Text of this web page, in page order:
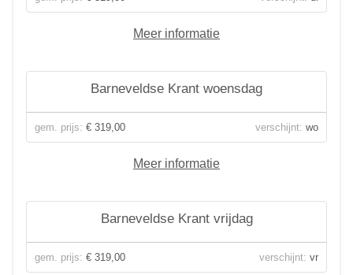
Meer informatie
Barneveldse Krant woensdag
gem. prijs: € 319,00 verschijnt: wo
Meer informatie
Barneveldse Krant vrijdag
gem. prijs: € 319,00 verschijnt: vr